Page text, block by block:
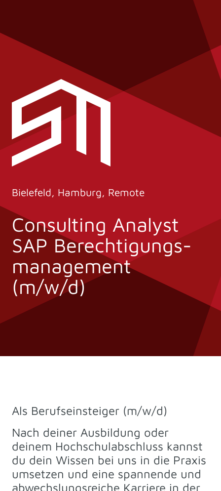
Bielefeld, Hamburg, Remote
Consulting Analyst
SAP Berechtigungs­
management
(m/w/d)
Als Berufseinsteiger (m/w/d)
Nach deiner Ausbildung oder
deinem Hochschulabschluss kannst
du dein Wissen bei uns in die Praxis
umsetzen und eine spannende und
abwechslungsreiche Karriere in der